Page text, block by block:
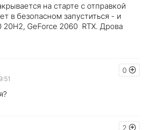
на старте с отправкой
в безопасном запуститься - и
20H2, GeForce 2060 RTX. Дрова
0
2